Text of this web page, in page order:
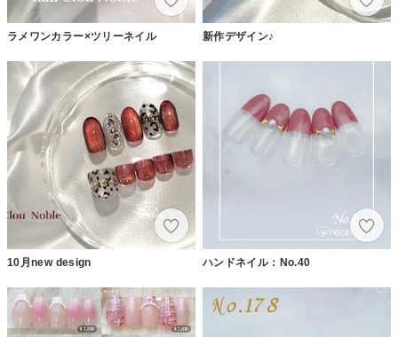
ラメワンカラー×ツリーネイル 新作デザイン♪
10月new design ハンドネイル：No.40